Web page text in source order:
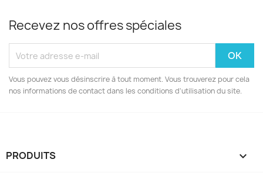
Recevez nos offres spéciales
Vous pouvez vous désinscrire à tout moment. Vous trouverez pour cela
nos informations de contact dans les conditions d'utilisation du site.
PRODUITS 